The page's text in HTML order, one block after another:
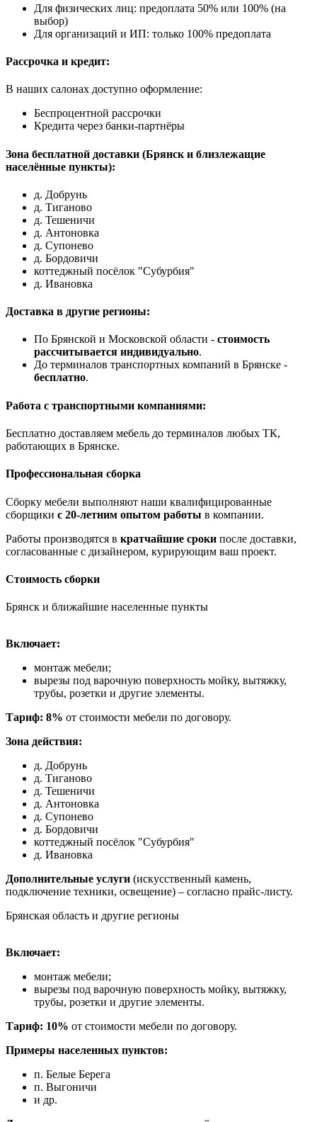
Для физических лиц: предоплата 50% или 100% (на
выбор)
Для организаций и ИП: только 100% предоплата
Рассрочка и кредит:
В наших салонах доступно оформление:
Беспроцентной рассрочки
Кредита через банки-партнёры
Зона бесплатной доставки (Брянск и близлежащие
населённые пункты):
д. Добрунь
д. Тиганово
д. Тешеничи
д. Антоновка
д. Супонево
д. Бордовичи
коттеджный посёлок "Субурбия"
д. Ивановка
Доставка в другие регионы:
По Брянской и Московской области - стоимость
рассчитывается индивидуально.
До терминалов транспортных компаний в Брянске -
бесплатно.
Работа с транспортными компаниями:
Бесплатно доставляем мебель до терминалов любых ТК,
работающих в Брянске.
Профессиональная сборка
Сборку мебели выполняют наши квалифицированные
сборщики с 20-летним опытом работы в компании.
Работы производятся в кратчайшие сроки после доставки,
согласованные с дизайнером, курирующим ваш проект.
Стоимость сборки
Брянск и ближайшие населенные пункты
Включает:
монтаж мебели;
вырезы под варочную поверхность мойку, вытяжку,
трубы, розетки и другие элементы.
Тариф: 8% от стоимости мебели по договору.
Зона действия:
д. Добрунь
д. Тиганово
д. Тешеничи
д. Антоновка
д. Супонево
д. Бордовичи
коттеджный посёлок "Субурбия"
д. Ивановка
Дополнительные услуги (искусственный камень,
подключение техники, освещение) – согласно прайс-листу.
Брянская область и другие регионы
Включает:
монтаж мебели;
вырезы под варочную поверхность мойку, вытяжку,
трубы, розетки и другие элементы.
Тариф: 10% от стоимости мебели по договору.
Примеры населенных пунктов:
п. Белые Берега
п. Выгоничи
и др.